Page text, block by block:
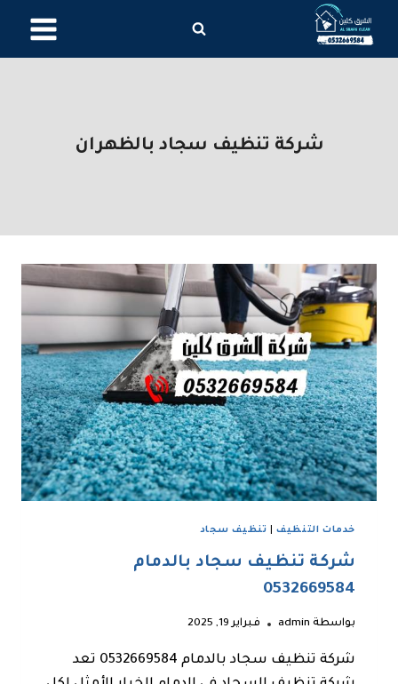
المحتوى
شركة تنظيف سجاد بالظهران
خدمات التنظيف| تنظيف سجاد
شركة تنظيف سجاد بالدمام
0532669584
بواسطة admin فبراير 19, 2025
شركة تنظيف سجاد بالدمام 0532669584 تعد